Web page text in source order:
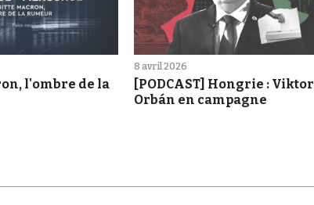
l'ombre de la
8 avril 2026
[PODCAST] Hongrie : Viktor
Orbán en campagne